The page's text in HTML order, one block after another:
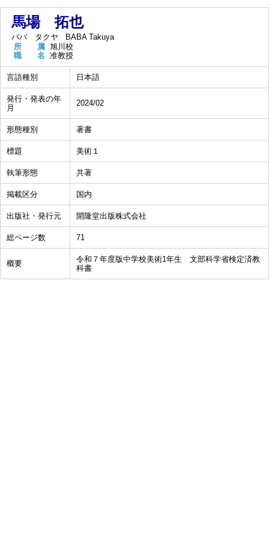
馬場 拓也
ババ タクヤ
BABA Takuya
所 属 旭川校
職 名 准教授
言語種別 日本語
発行・発表の年
月
2024/02
形態種別 著書
標題 美術１
執筆形態 共著
掲載区分 国内
出版社・発行元 開隆堂出版株式会社
総ページ数 71
概要
令和７年度版中学校美術1年生 文部科学省検定済教
科書